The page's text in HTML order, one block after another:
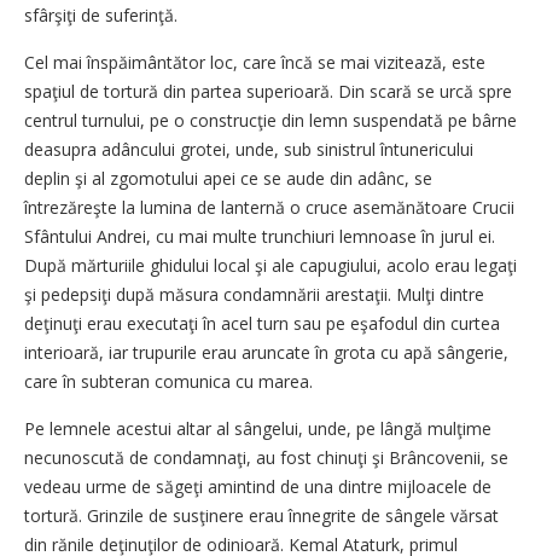
sfârşiţi de suferinţă.
Cel mai înspăimântător loc, care încă se mai vizitează, este
spaţiul de tortură din partea superioară. Din scară se urcă spre
centrul turnului, pe o construcţie din lemn suspendată pe bârne
deasupra adâncului grotei, unde, sub sinistrul întunericului
deplin şi al zgomotului apei ce se aude din adânc, se
întrezăreşte la lumina de lanternă o cruce asemănătoare Crucii
Sfântului Andrei, cu mai multe trunchiuri lemnoase în jurul ei.
După mărturiile ghidului local şi ale capugiului, acolo erau legaţi
şi pedepsiţi după măsura condamnării arestaţii. Mulţi dintre
deţinuţi erau executaţi în acel turn sau pe eşafodul din curtea
interioară, iar trupurile erau aruncate în grota cu apă sângerie,
care în subteran comunica cu marea.
Pe lemnele acestui altar al sângelui, unde, pe lângă mulţime
necunoscută de condamnaţi, au fost chinuţi şi Brâncovenii, se
vedeau urme de săgeţi amintind de una dintre mijloacele de
tortură. Grinzile de susţinere erau înnegrite de sângele vărsat
din rănile deţinuţilor de odinioară. Kemal Ataturk, primul